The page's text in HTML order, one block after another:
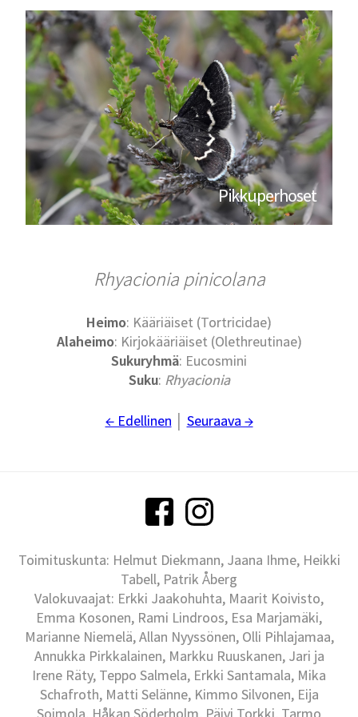
Pikkuperhoset
Rhyacionia pinicolana
Heimo: Kääriäiset (Tortricidae)
Alaheimo: Kirjokääriäiset (Olethreutinae)
Sukuryhmä: Eucosmini
Suku: Rhyacionia
← Edellinen Seuraava →
Toimituskunta: Helmut Diekmann, Jaana Ihme, Heikki
Tabell, Patrik Åberg
Valokuvaajat: Erkki Jaakohuhta, Maarit Koivisto,
Emma Kosonen, Rami Lindroos, Esa Marjamäki,
Marianne Niemelä, Allan Nyyssönen, Olli Pihlajamaa,
Annukka Pirkkalainen, Markku Ruuskanen, Jari ja
Irene Räty, Teppo Salmela, Erkki Santamala, Mika
Schafroth, Matti Selänne, Kimmo Silvonen, Eija